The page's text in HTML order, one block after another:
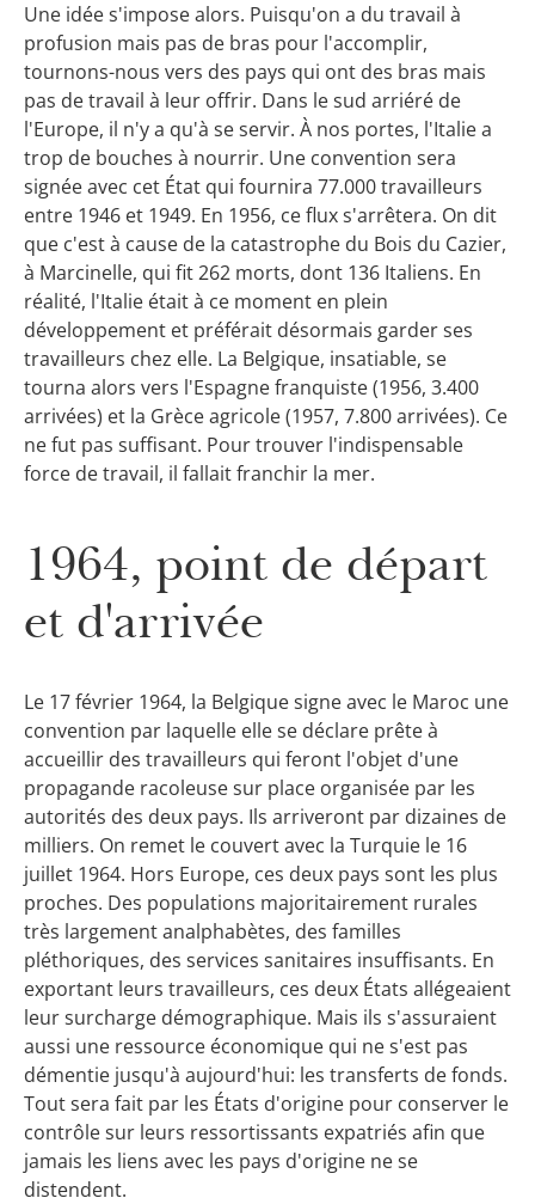
Une idée s'impose alors. Puisqu'on a du travail à
profusion mais pas de bras pour l'accomplir,
tournons-nous vers des pays qui ont des bras mais
pas de travail à leur offrir. Dans le sud arriéré de
l'Europe, il n'y a qu'à se servir. À nos portes, l'Italie a
trop de bouches à nourrir. Une convention sera
signée avec cet État qui fournira 77.000 travailleurs
entre 1946 et 1949. En 1956, ce flux s'arrêtera. On dit
que c'est à cause de la catastrophe du Bois du Cazier,
à Marcinelle, qui fit 262 morts, dont 136 Italiens. En
réalité, l'Italie était à ce moment en plein
développement et préférait désormais garder ses
travailleurs chez elle. La Belgique, insatiable, se
tourna alors vers l'Espagne franquiste (1956, 3.400
arrivées) et la Grèce agricole (1957, 7.800 arrivées). Ce
ne fut pas suffisant. Pour trouver l'indispensable
force de travail, il fallait franchir la mer.
1964, point de départ
et d'arrivée
Le 17 février 1964, la Belgique signe avec le Maroc une
convention par laquelle elle se déclare prête à
accueillir des travailleurs qui feront l'objet d'une
propagande racoleuse sur place organisée par les
autorités des deux pays. Ils arriveront par dizaines de
milliers. On remet le couvert avec la Turquie le 16
juillet 1964. Hors Europe, ces deux pays sont les plus
proches. Des populations majoritairement rurales
très largement analphabètes, des familles
pléthoriques, des services sanitaires insuffisants. En
exportant leurs travailleurs, ces deux États allégeaient
leur surcharge démographique. Mais ils s'assuraient
aussi une ressource économique qui ne s'est pas
démentie jusqu'à aujourd'hui: les transferts de fonds.
Tout sera fait par les États d'origine pour conserver le
contrôle sur leurs ressortissants expatriés afin que
jamais les liens avec les pays d'origine ne se
distendent.